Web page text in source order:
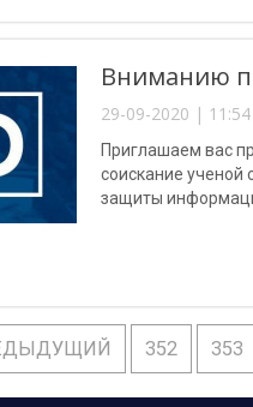
Вниманию
29-09-2020 | 11:54
Приглашаем вас
соискание ученой
защиты
352 353